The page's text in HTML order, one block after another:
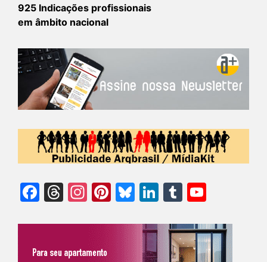
925 Indicações profissionais
em âmbito nacional
Facebook
Threads
Instagram
Pinterest
Bluesky
LinkedIn
Tumblr